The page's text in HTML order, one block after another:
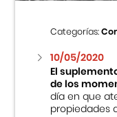
Categorías:
10/05/2020
El
de los
día en que
propiedades